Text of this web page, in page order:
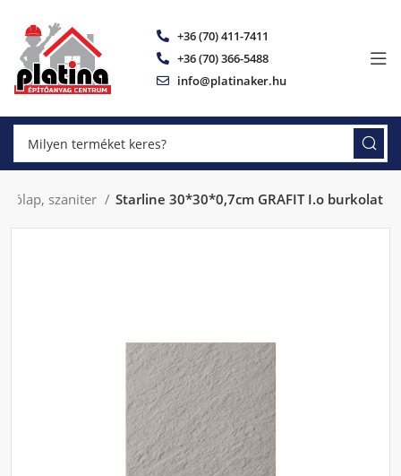
+36 (70) 411-7411
+36 (70) 366-5488
info@platinaker.hu
szaniter Starline 30*30*0,7cm GRAFIT I.o burkolat